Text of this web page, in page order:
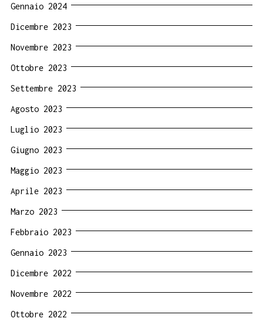
Gennaio 2024
Dicembre 2023
Novembre 2023
Ottobre 2023
Settembre 2023
Agosto 2023
Luglio 2023
Giugno 2023
Maggio 2023
Aprile 2023
Marzo 2023
Febbraio 2023
Gennaio 2023
Dicembre 2022
Novembre 2022
Ottobre 2022